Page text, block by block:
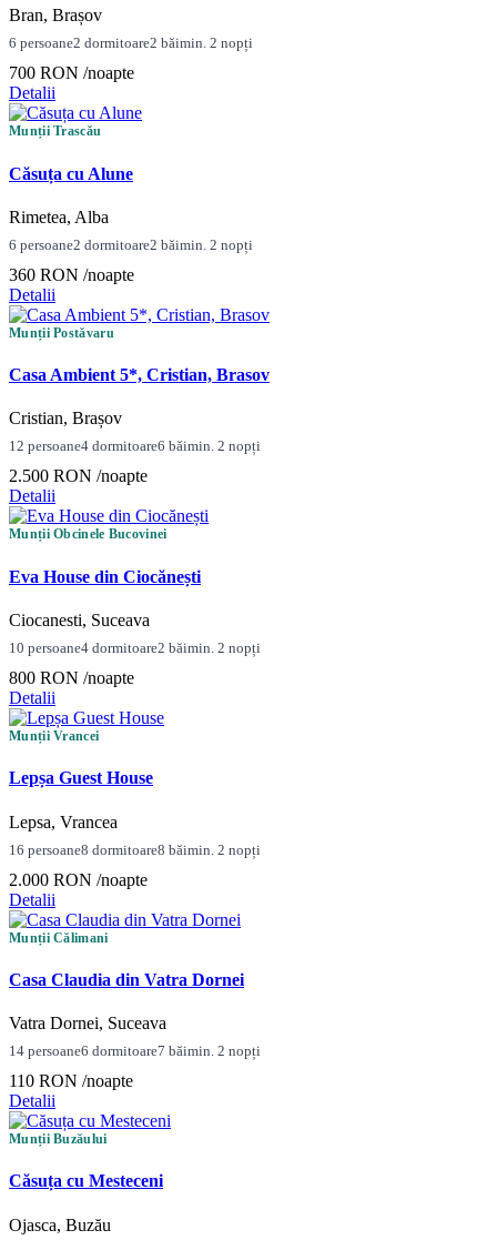
Bran, Brașov
6 persoane2 dormitoare2 băimin. 2 nopți
700 RON /noapte
Detalii
Munții Trascău
Căsuța cu Alune
Rimetea, Alba
6 persoane2 dormitoare2 băimin. 2 nopți
360 RON /noapte
Detalii
Munții Postăvaru
Casa Ambient 5*, Cristian, Brasov
Cristian, Brașov
12 persoane4 dormitoare6 băimin. 2 nopți
2.500 RON /noapte
Detalii
Munții Obcinele Bucovinei
Eva House din Ciocănești
Ciocanesti, Suceava
10 persoane4 dormitoare2 băimin. 2 nopți
800 RON /noapte
Detalii
Munții Vrancei
Lepșa Guest House
Lepsa, Vrancea
16 persoane8 dormitoare8 băimin. 2 nopți
2.000 RON /noapte
Detalii
Munții Călimani
Casa Claudia din Vatra Dornei
Vatra Dornei, Suceava
14 persoane6 dormitoare7 băimin. 2 nopți
110 RON /noapte
Detalii
Munții Buzăului
Căsuța cu Mesteceni
Ojasca, Buzău